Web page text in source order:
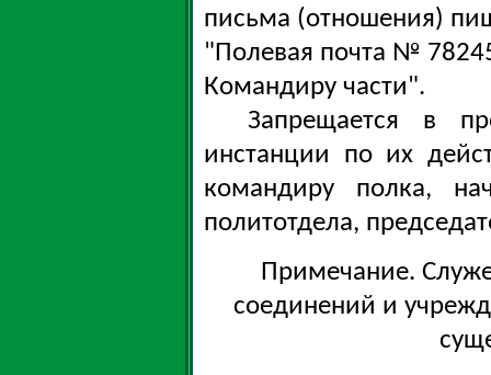
письма (отношения)
"Полевая почта №
Командиру части".
Запрещается в
инстанции по их
командиру полка,
политотдела,
Примечание.
соединений и